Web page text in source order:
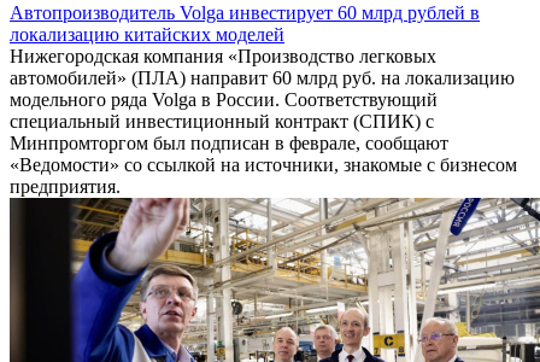
Автопроизводитель Volga инвестирует 60 млрд рублей в
локализацию китайских моделей
Нижегородская компания «Производство легковых
автомобилей» (ПЛА) направит 60 млрд руб. на локализацию
модельного ряда Volga в России. Соответствующий
специальный инвестиционный контракт (СПИК) с
Минпромторгом был подписан в феврале, сообщают
«Ведомости» со ссылкой на источники, знакомые с бизнесом
предприятия.